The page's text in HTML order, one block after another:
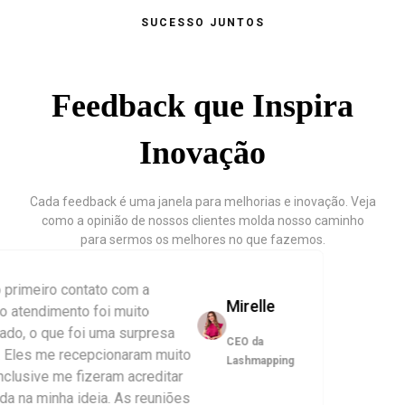
SUCESSO JUNTOS
Feedback que Inspira
Inovação
Cada feedback é uma janela para melhorias e inovação. Veja
como a opinião de nossos clientes molda nosso caminho
para sermos os melhores no que fazemos.
contato com a
foi muito
o que foi uma surpresa
me recepcionaram muito
me fizeram acreditar
minha ideia. As reuniões
Mirelle
CEO da
Lashmapping